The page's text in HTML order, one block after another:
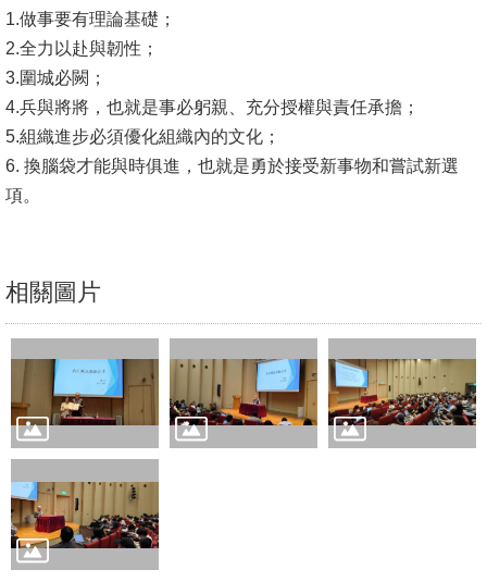
辦
法
及
文
件
心
學
輔
捐
教
研
資
源
與
1.做事要有理論基礎；
2.全力以赴與韌性；
3.圍城必闕；
4.兵與將將，也就是事必躬親、充分授權與責任承擔；
5.組織進步必須優化組織內的文化；
6. 換腦袋才能與時俱進，也就是勇於接受新事物和嘗試新選
項。
相關圖片